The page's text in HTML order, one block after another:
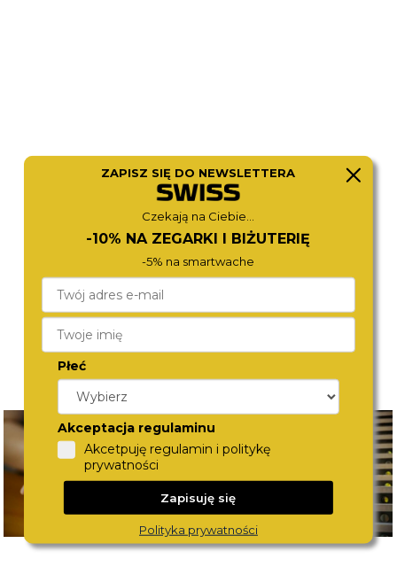
980,- 1 280,-
ZAPISZ SIĘ DO NEWSLETTERA
Czekają na Ciebie...
-10% NA ZEGARKI I BIŻUTERIĘ
-5% na smartwache
Płeć
Akceptacja regulaminu
Akcetpuję regulamin i politykę
prywatności
Zapisuję się
Polityka prywatności